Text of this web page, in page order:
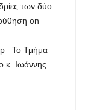
των δύο
on
Το Τμήμα
κ. Ιωάννης